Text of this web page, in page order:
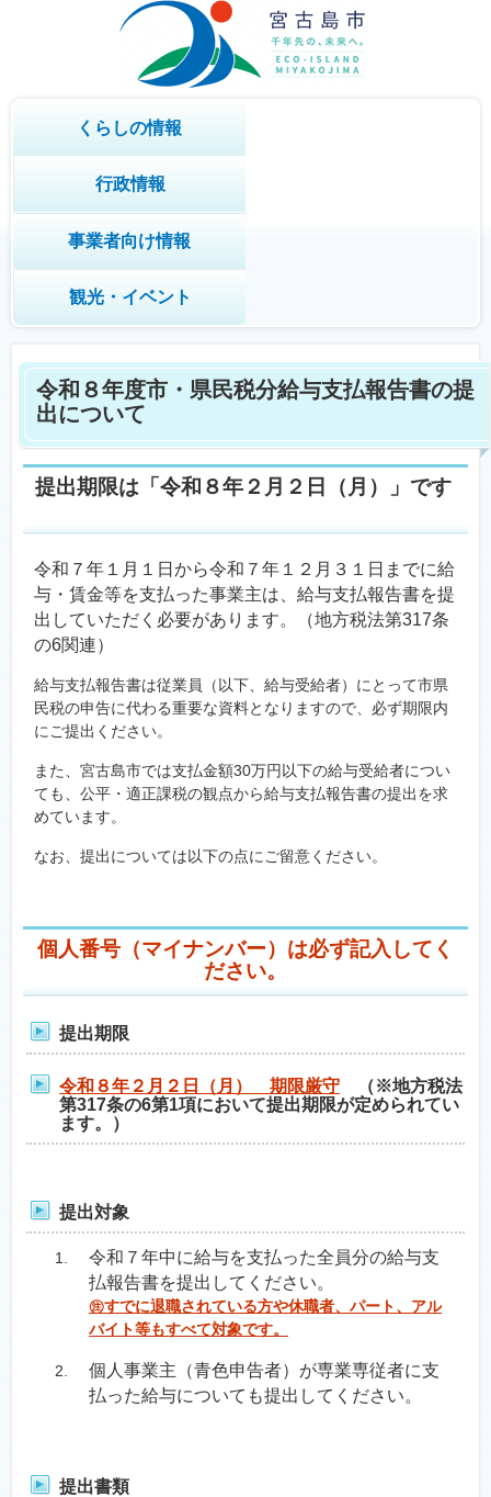
くらしの情報
行政情報
事業者向け情報
観光・イベント
令和８年度市・県民税分給与支払報告書の提
出について
提出期限は「令和８年２月２日（月）」です
令和７年１月１日から令和７年１２月３１日までに給
与・賃金等を支払った事業主は、給与支払報告書を提
出していただく必要があります。（地方税法第317条
の6関連）
給与支払報告書は従業員（以下、給与受給者）にとって市県
民税の申告に代わる重要な資料となりますので、必ず期限内
にご提出ください。
また、宮古島市では支払金額30万円以下の給与受給者につい
ても、公平・適正課税の観点から給与支払報告書の提出を求
めています。
なお、提出については以下の点にご留意ください。
個人番号（マイナンバー）は必ず記入してく
ださい。
提出期限
令和８年２月２日（月） 期限厳守
（※地方税法
第317条の6第1項において提出期限が定められてい
ます。）
提出対象
令和７年中に給与を支払った全員分の給与支
払報告書を提出してください。
㊟すでに退職されている方や休職者、パート、アル
バイト等もすべて対象です。
個人事業主（青色申告者）が専業専従者に支
払った給与についても提出してください。
提出書類